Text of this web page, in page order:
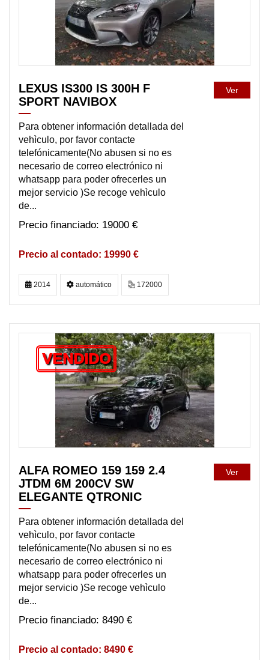
LEXUS IS300 IS 300H F
SPORT NAVIBOX
Para obtener información detallada del
vehìculo, por favor contacte
telefónicamente(No abusen si no es
necesario de correo electrónico ni
whatsapp para poder ofrecerles un
mejor servicio )Se recoge vehìculo
de...
19000 €
19990 €
Ver
2014 automático 172000
VENDIDO
ALFA ROMEO 159 159 2.4
JTDM 6M 200CV SW
ELEGANTE QTRONIC
Para obtener información detallada del
vehìculo, por favor contacte
telefónicamente(No abusen si no es
necesario de correo electrónico ni
whatsapp para poder ofrecerles un
mejor servicio )Se recoge vehìculo
de...
8490 €
8490 €
Ver